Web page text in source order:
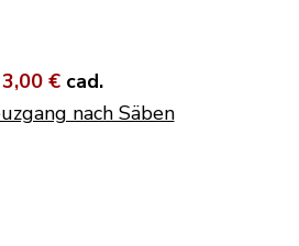
3,00 € cad.
nach Säben